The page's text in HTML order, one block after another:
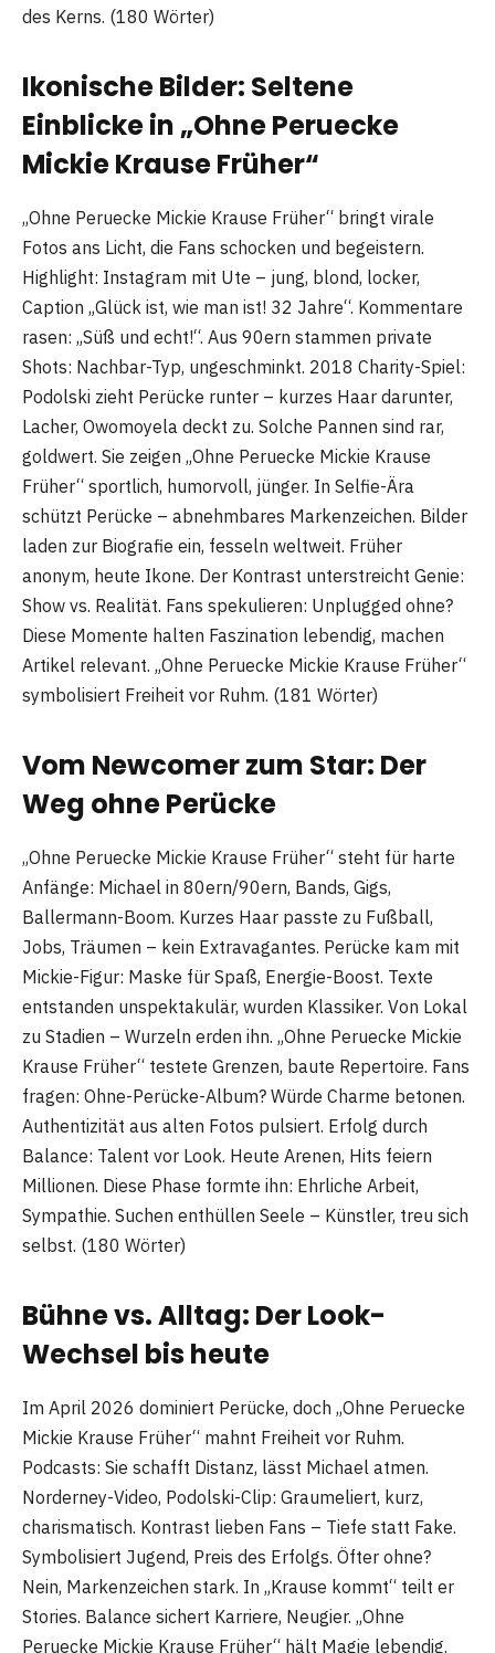
des Kerns. (180 Wörter)
Ikonische Bilder: Seltene
Einblicke in „Ohne Peruecke
Mickie Krause Früher“
„Ohne Peruecke Mickie Krause Früher“ bringt virale
Fotos ans Licht, die Fans schocken und begeistern.
Highlight: Instagram mit Ute – jung, blond, locker,
Caption „Glück ist, wie man ist! 32 Jahre“. Kommentare
rasen: „Süß und echt!“. Aus 90ern stammen private
Shots: Nachbar-Typ, ungeschminkt. 2018 Charity-Spiel:
Podolski zieht Perücke runter – kurzes Haar darunter,
Lacher, Owomoyela deckt zu. Solche Pannen sind rar,
goldwert. Sie zeigen „Ohne Peruecke Mickie Krause
Früher“ sportlich, humorvoll, jünger. In Selfie-Ära
schützt Perücke – abnehmbares Markenzeichen. Bilder
laden zur Biografie ein, fesseln weltweit. Früher
anonym, heute Ikone. Der Kontrast unterstreicht Genie:
Show vs. Realität. Fans spekulieren: Unplugged ohne?
Diese Momente halten Faszination lebendig, machen
Artikel relevant. „Ohne Peruecke Mickie Krause Früher“
symbolisiert Freiheit vor Ruhm. (181 Wörter)
Vom Newcomer zum Star: Der
Weg ohne Perücke
„Ohne Peruecke Mickie Krause Früher“ steht für harte
Anfänge: Michael in 80ern/90ern, Bands, Gigs,
Ballermann-Boom. Kurzes Haar passte zu Fußball,
Jobs, Träumen – kein Extravagantes. Perücke kam mit
Mickie-Figur: Maske für Spaß, Energie-Boost. Texte
entstanden unspektakulär, wurden Klassiker. Von Lokal
zu Stadien – Wurzeln erden ihn. „Ohne Peruecke Mickie
Krause Früher“ testete Grenzen, baute Repertoire. Fans
fragen: Ohne-Perücke-Album? Würde Charme betonen.
Authentizität aus alten Fotos pulsiert. Erfolg durch
Balance: Talent vor Look. Heute Arenen, Hits feiern
Millionen. Diese Phase formte ihn: Ehrliche Arbeit,
Sympathie. Suchen enthüllen Seele – Künstler, treu sich
selbst. (180 Wörter)
Bühne vs. Alltag: Der Look-
Wechsel bis heute
Im April 2026 dominiert Perücke, doch „Ohne Peruecke
Mickie Krause Früher“ mahnt Freiheit vor Ruhm.
Podcasts: Sie schafft Distanz, lässt Michael atmen.
Norderney-Video, Podolski-Clip: Graumeliert, kurz,
charismatisch. Kontrast lieben Fans – Tiefe statt Fake.
Symbolisiert Jugend, Preis des Erfolgs. Öfter ohne?
Nein, Markenzeichen stark. In „Krause kommt“ teilt er
Stories. Balance sichert Karriere, Neugier. „Ohne
Peruecke Mickie Krause Früher“ hält Magie lebendig.